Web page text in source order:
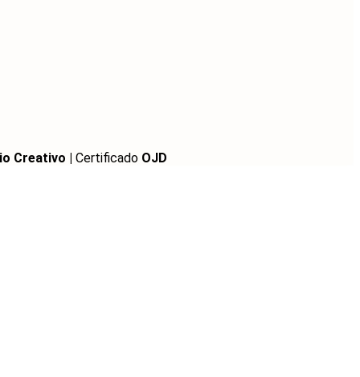
Creativo | Certificado OJD